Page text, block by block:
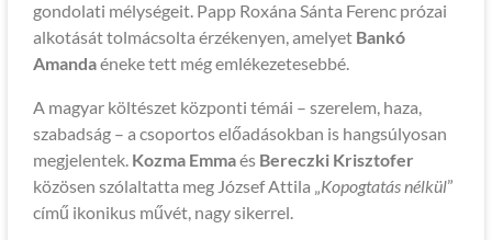
gondolati mélységeit. Papp Roxána Sánta Ferenc prózai
alkotását tolmácsolta érzékenyen, amelyet Bankó
Amandaéneke tett még emlékezetesebbé.
A magyar költészet központi témái – szerelem, haza,
szabadság – a csoportos előadásokban is hangsúlyosan
megjelentek.Kozma Emmaés Bereczki Krisztofer
közösen szólaltatta meg József Attila „Kopogtatás nélkül”
című ikonikus művét, nagy sikerrel.